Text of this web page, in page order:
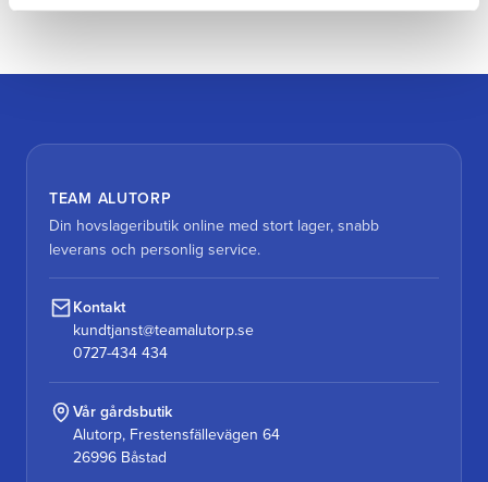
TEAM ALUTORP
Din hovslageributik online med stort lager, snabb
leverans och personlig service.
Kontakt
kundtjanst@teamalutorp.se
0727-434 434
Vår gårdsbutik
Alutorp, Frestensfällevägen 64
26996 Båstad